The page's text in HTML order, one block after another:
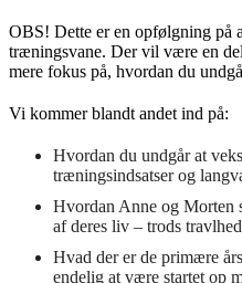
OBS! Dette er en opfølgning på
træningsvane. Der vil være en
mere fokus på, hvordan du
Vi kommer blandt andet ind på:
Hvordan du undgår at
træningsindsatser og
Hvordan Anne og Morten
af deres liv – trods
Hvad der er de primære
endelig at være startet op